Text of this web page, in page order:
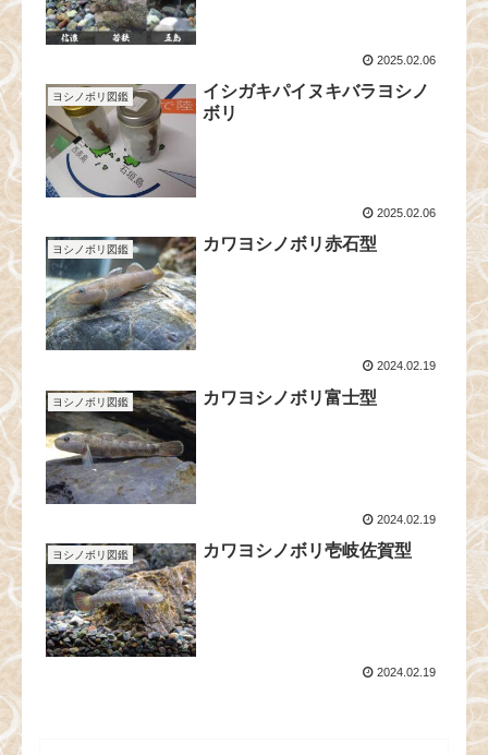
2025.02.06
ヨシノボリ図鑑
イシガキパイヌキバラヨシノ
ボリ
2025.02.06
ヨシノボリ図鑑 カワヨシノボリ赤石型
2024.02.19
ヨシノボリ図鑑 カワヨシノボリ富士型
2024.02.19
ヨシノボリ図鑑 カワヨシノボリ壱岐佐賀型
2024.02.19